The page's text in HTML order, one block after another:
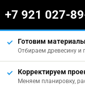
+7 921 027-
Готовим
Отбираем древесину и
Корректируем
Меняем планировку,